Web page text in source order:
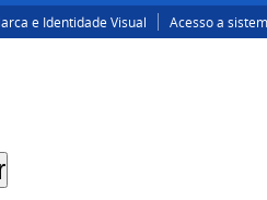
e Identidade Visual Acesso a